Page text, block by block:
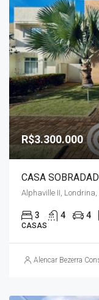
R$3.300.000
Alphaville II,
3 4 4
CASAS
Alencar Bezerra